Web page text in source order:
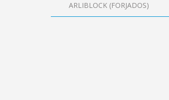
ARLIBLOCK (FORJADOS)